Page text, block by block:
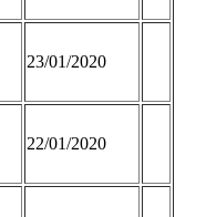
23/01/2020
22/01/2020